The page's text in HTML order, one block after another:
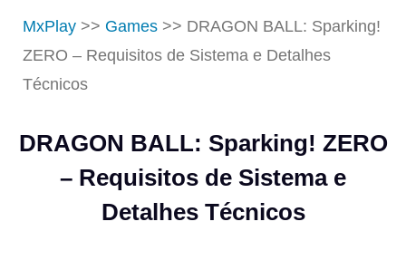
MxPlay >> Games >> DRAGON BALL: Sparking!
ZERO – Requisitos de Sistema e Detalhes
Técnicos
DRAGON BALL: Sparking! ZERO
– Requisitos de Sistema e
Detalhes Técnicos